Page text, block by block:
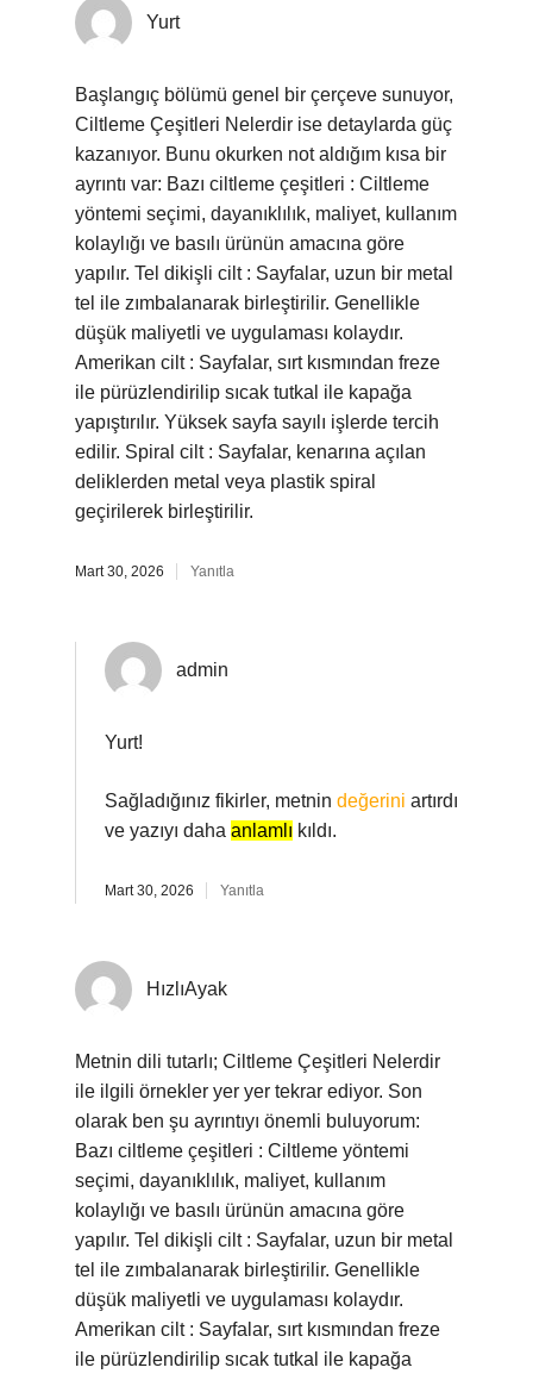
Yurt
Başlangıç bölümü genel bir çerçeve sunuyor,
Ciltleme Çeşitleri Nelerdir ise detaylarda güç
kazanıyor. Bunu okurken not aldığım kısa bir
ayrıntı var: Bazı ciltleme çeşitleri : Ciltleme
yöntemi seçimi, dayanıklılık, maliyet, kullanım
kolaylığı ve basılı ürünün amacına göre
yapılır. Tel dikişli cilt : Sayfalar, uzun bir metal
tel ile zımbalanarak birleştirilir. Genellikle
düşük maliyetli ve uygulaması kolaydır.
Amerikan cilt : Sayfalar, sırt kısmından freze
ile pürüzlendirilip sıcak tutkal ile kapağa
yapıştırılır. Yüksek sayfa sayılı işlerde tercih
edilir. Spiral cilt : Sayfalar, kenarına açılan
deliklerden metal veya plastik spiral
geçirilerek birleştirilir.
Mart 30, 2026 Yanıtla
admin
Yurt!
Sağladığınız fikirler, metnin değerini artırdı
ve yazıyı daha anlamlı kıldı.
Mart 30, 2026 Yanıtla
HızlıAyak
Metnin dili tutarlı; Ciltleme Çeşitleri Nelerdir
ile ilgili örnekler yer yer tekrar ediyor. Son
olarak ben şu ayrıntıyı önemli buluyorum:
Bazı ciltleme çeşitleri : Ciltleme yöntemi
seçimi, dayanıklılık, maliyet, kullanım
kolaylığı ve basılı ürünün amacına göre
yapılır. Tel dikişli cilt : Sayfalar, uzun bir metal
tel ile zımbalanarak birleştirilir. Genellikle
düşük maliyetli ve uygulaması kolaydır.
Amerikan cilt : Sayfalar, sırt kısmından freze
ile pürüzlendirilip sıcak tutkal ile kapağa